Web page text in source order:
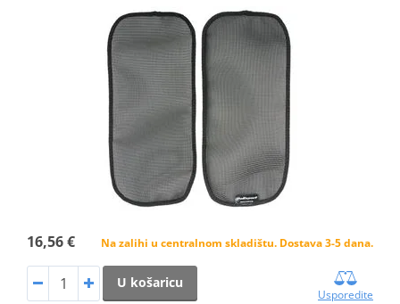
16,56 € Na zalihi u centralnom skladištu. Dostava 3-5 dana.
U košaricu
Usporedite